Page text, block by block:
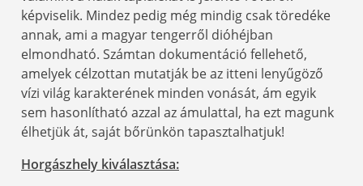
képviselik. Mindez pedig még mindig csak töredéke
annak, ami a magyar tengerről dióhéjban
elmondható. Számtan dokumentáció fellehető,
amelyek célzottan mutatják be az itteni lenyűgöző
vízi világ karakterének minden vonását, ám egyik
sem hasonlítható azzal az ámulattal, ha ezt magunk
élhetjük át, saját bőrünkön tapasztalhatjuk!
Horgászhely kiválasztása: